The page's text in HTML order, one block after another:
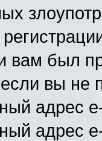
вам был
вы не
адрес
адрес